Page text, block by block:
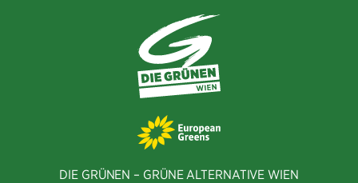
DIE GRÜNEN – GRÜNE ALTERNATIVE WIEN